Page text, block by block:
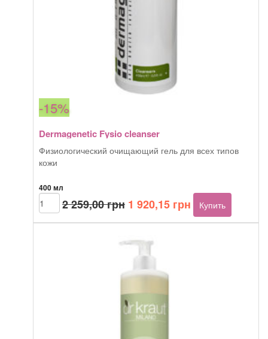
-15%
Dermagenetic Fysio cleanser
Физиологический очищающий гель для всех типов
кожи
400 мл
2 259,00грн Первоначальная
2
259,00 грн.
1 920,15 грнТекущая
цена:
Количество
товара
Dermagenetic
Купить